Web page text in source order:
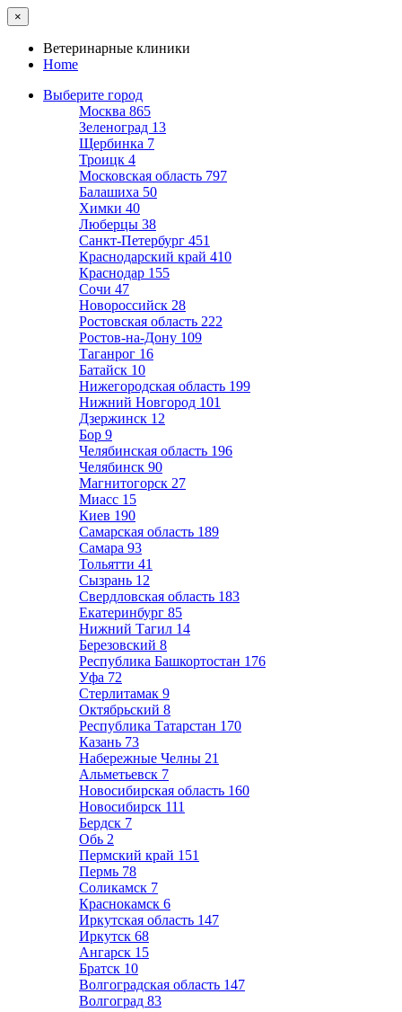
×
Ветеринарные клиники
Home
Выберите город
Москва 865
Зеленоград 13
Щербинка 7
Троицк 4
Московская область 797
Балашиха 50
Химки 40
Люберцы 38
Санкт-Петербург 451
Краснодарский край 410
Краснодар 155
Сочи 47
Новороссийск 28
Ростовская область 222
Ростов-на-Дону 109
Таганрог 16
Батайск 10
Нижегородская область 199
Нижний Новгород 101
Дзержинск 12
Бор 9
Челябинская область 196
Челябинск 90
Магнитогорск 27
Миасс 15
Киев 190
Самарская область 189
Самара 93
Тольятти 41
Сызрань 12
Свердловская область 183
Екатеринбург 85
Нижний Тагил 14
Березовский 8
Республика Башкортостан 176
Уфа 72
Стерлитамак 9
Октябрьский 8
Республика Татарстан 170
Казань 73
Набережные Челны 21
Альметьевск 7
Новосибирская область 160
Новосибирск 111
Бердск 7
Обь 2
Пермский край 151
Пермь 78
Соликамск 7
Краснокамск 6
Иркутская область 147
Иркутск 68
Ангарск 15
Братск 10
Волгоградская область 147
Волгоград 83